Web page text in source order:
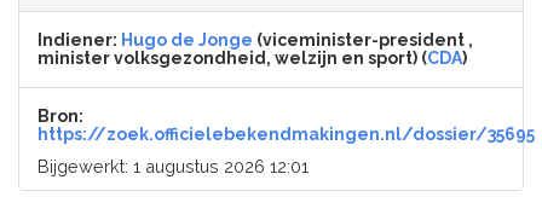
Indiener: Hugo de Jonge (viceminister-president ,
minister volksgezondheid, welzijn en sport) (CDA)
Bron:
https://zoek.officielebekendmakingen.nl/dossier/35695
Bijgewerkt: 1 augustus 2026 12:01